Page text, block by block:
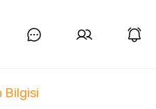
Bilgisi